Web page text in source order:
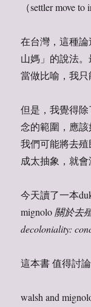
（settler move to
在台灣，這種
山媽」的說法
當做比喻，我
但是，我覺得
念的範圍，應
我們可能將去
成太抽象，就
今天讀了一本
mignolo關於去
decoloniality:
這本書 值得討論
walsh and